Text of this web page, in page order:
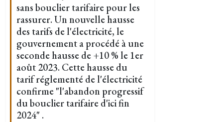
sans bouclier tarifaire pour les
rassurer. Un nouvelle hausse
des tarifs de l'électricité, le
gouvernement a procédé à une
seconde hausse de +10 % le 1er
août 2023. Cette hausse du
tarif réglementé de l'électricité
confirme "l'abandon progressif
du bouclier tarifaire d'ici fin
2024" .